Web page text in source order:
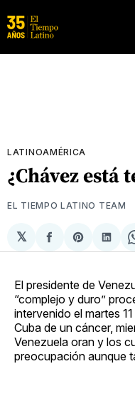
LATINOAMÉRICA
¿Chávez está
EL TIEMPO LATINO TEAM
𝕏
Compartir
en
Share
on
en
El presidente de
“complejo y duro”
intervenido el martes
Cuba de un cáncer,
Venezuela oran y los
preocupación aunque